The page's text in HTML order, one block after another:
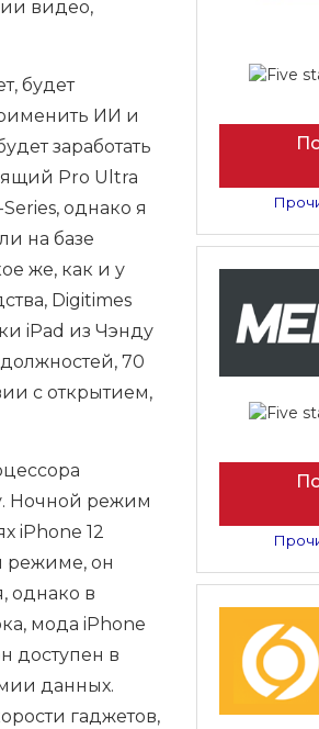
видео,
будет
ИИ и
заработать
Pro Ultra
однако я
на базе
же, как и у
Digitimes
iPad из Чэнду
70
с открытием,
Ночной режим
iPhone 12
режиме, он
однако в
мода iPhone
доступен в
данных.
гаджетов,